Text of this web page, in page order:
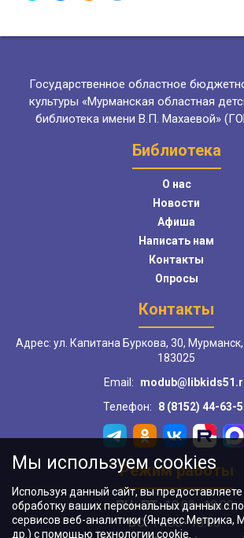
Государственное областное
культуры «Мурманская областная
библиотека имени В.П. Махаевой»
Библиотека
О нас
Новости
Афиша
Написать нам
Контакты
Опросы
Контакты
Адрес: ул. Капитана Буркова, 30,
183025
Email:
Телефон:
8 (8152) 44-63-
Режим работы
ПН–ПТ:10:00–18:00
ВС:11:00–18:00
Мы используем cookies
Используя данный сайт, вы предоставляете
обработку ваших персональных данных с
сервисов веб-аналитики (Яндекс.Метрика,
др.) с помощью технологии cookie.